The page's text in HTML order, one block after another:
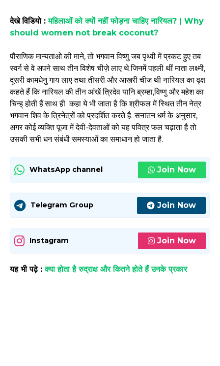
देखे विडियो :महिलाओं को क्यों नहीं फोड़ना चाहिए नारियल? | Why
should women not break coconut?
पौराणिक मान्यताओ की माने, तो भगवान विष्णु जब पृथ्वी में प्रकट हुए तब
स्वर्ग से वे अपने साथ तीन विशेष चीज़े लाए थे.जिनमें पहली थीं माता लक्ष्मी,
दूसरी कामधेनु गाय लाए तथा तीसरी और आखरी चीज थी नारियल का वृक्ष.
कहते हैं कि नारियल की तीन आंखें त्रिदेव यानि ब्रम्हा,विष्णु और महेश का
चिन्ह् होती हैं.साथ ही कहा ये भी जाता है कि श्रीफल में स्थित तीन नेत्र
भगवान शिव के त्रिनेत्रों को प्रदर्शित करते है. सनातन धर्म के अनुसार,
अगर कोई व्यक्ति पूजा में देवी-देवताओं को यह पवित्र फल चढ़ाता है तो
उसकी सभी धन संबंधी समस्याओं का समाधान हो जाता है.
WhatsApp channel Join Now
Telegram Group Join Now
Instagram Join Now
यह भी पढ़े :क्या होता है रुद्राक्ष और कितने होते हैं उनके प्रकार